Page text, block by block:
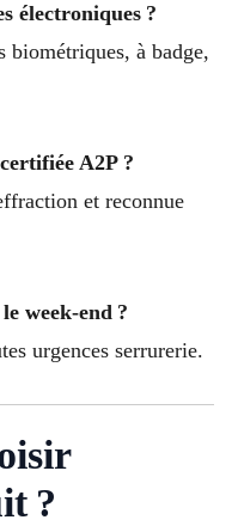
électroniques ?
biométriques, à badge,
A2P ?
et reconnue
week-end ?
urgences serrurerie.
?